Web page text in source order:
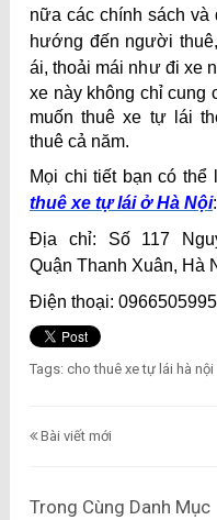
nữa các chính sách
hướng đến người
ái, thoải mái như đi xe
xe này không chỉ cung
muốn thuê xe tự lái
thuê cả năm.
Mọi chi tiết bạn có thể
thuê xe tự lái ở Hà Nội:
Địa chỉ: Số 117
Quận Thanh Xuân, Hà
Điện thoại:
Tags: cho thuê xe tự lái hà nội
Bài viết mới
Trong Cùng Danh Mục